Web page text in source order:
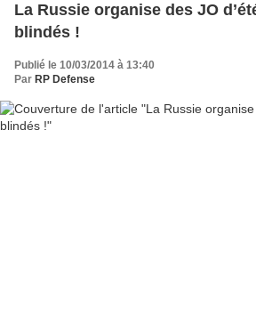
La Russie organise des JO
blindés !
Publié le 10/03/2014 à 13:40
Par RP Defense